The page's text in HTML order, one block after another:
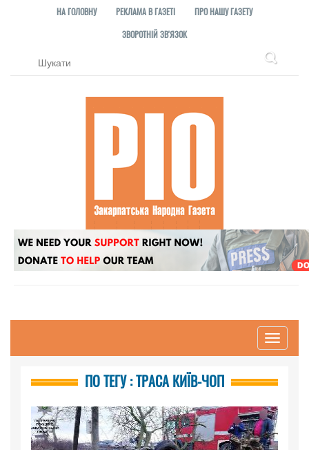
НА ГОЛОВНУ РЕКЛАМА В ГАЗЕТІ
ПРО НАШУ ГАЗЕТУ
ЗВОРОТНІЙ ЗВ'ЯЗОК
Toggle
ПО ТЕГУ : ТРАСА КИЇВ-ЧОП